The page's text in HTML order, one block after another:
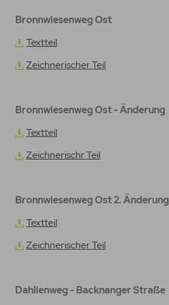
Bronnwiesenweg Ost
Textteil
Zeichnerischer Teil
Bronnwiesenweg Ost - Änderung
Textteil
Zeichnerischr Teil
Bronnwiesenweg Ost 2. Änderung
Textteil
Zeichnerischer Teil
Dahlienweg - Backnanger Straße